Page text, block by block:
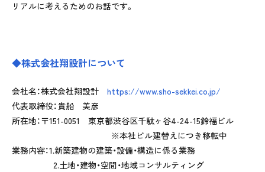
リアルに考えるためのお話です。
◆株式会社翔設計について
会社名：株式会社翔設計 https://www.sho-sekkei.co.jp/
代表取締役：貴船 美彦
所在地：〒151-0051 東京都渋谷区千駄ヶ谷4-24-15鈴福ビル
※本社ビル建替えにつき移転中
業務内容：1.新築建物の建築・設備・構造に係る業務
2.土地・建物・空間・地域コンサルティング